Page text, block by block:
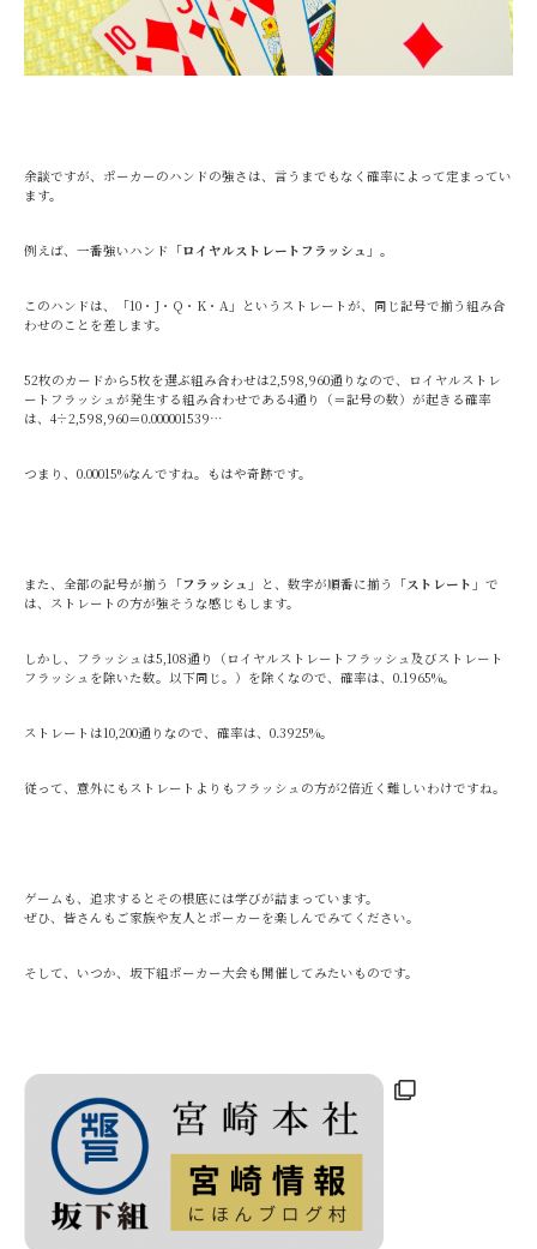
余談ですが、ポーカーのハンドの強さは、言うまでもなく確率によって定まってい
ます。
例えば、一番強いハンド「ロイヤルストレートフラッシュ 」。
このハンドは、「10・J・Q・K・A」というストレートが、同じ記号で揃う組み合
わせのことを差します。
52枚のカードから5枚を選ぶ組み合わせは2,598,960通りなので、ロイヤルストレ
ートフラッシュが発生する組み合わせである4通り（＝記号の数）が起きる確率
は、4÷2,598,960＝0.000001539…
つまり、0.00015%なんですね。もはや奇跡です。
また、全部の記号が揃う「フラッシュ 」と、数字が順番に揃う「ストレート 」で
は、ストレートの方が強そうな感じもします。
しかし、フラッシュは5,108通り（ロイヤルストレートフラッシュ及びストレート
フラッシュを除いた数。以下同じ。）を除くなので、確率は、0.1965%。
ストレートは10,200通りなので、確率は、0.3925%。
従って、意外にもストレートよりもフラッシュの方が2倍近く難しいわけですね。
ゲームも、追求するとその根底には学びが詰まっています。
ぜひ、皆さんもご家族や友人とポーカーを楽しんでみてください。
そして、いつか、坂下組ポーカー大会も開催してみたいものです。